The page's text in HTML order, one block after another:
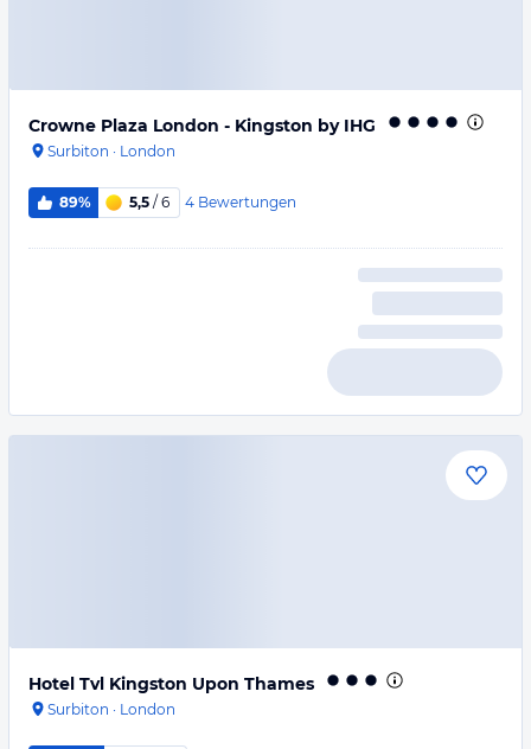
Crowne Plaza London - Kingston by IHG
Surbiton · London
89% 5,5 / 6 4 Bewertungen
Hotel Tvl Kingston Upon Thames
Surbiton · London